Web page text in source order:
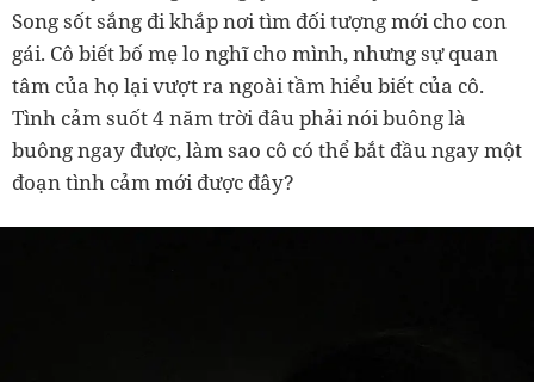
Song sốt sắng đi khắp nơi tìm đối tượng mới cho con
gái. Cô biết bố mẹ lo nghĩ cho mình, nhưng sự quan
tâm của họ lại vượt ra ngoài tầm hiểu biết của cô.
Tình cảm suốt 4 năm trời đâu phải nói buông là
buông ngay được, làm sao cô có thể bắt đầu ngay một
đoạn tình cảm mới được đây?